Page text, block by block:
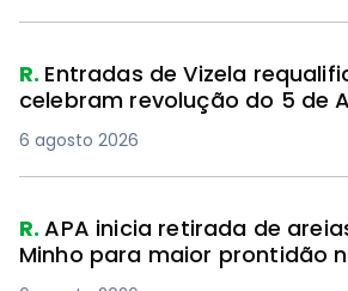
R. Entradas de Vizela
celebram revolução do 5 de
6 agosto 2026
R.APA inicia retirada de
Minho para maior prontidão